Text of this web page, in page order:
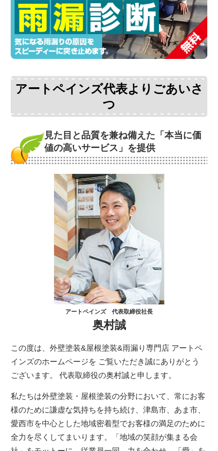
アートペインズ代表よりごあいさ
つ
見た目と品質を兼ね備えた 「本当に価
値の高いサービス」を提供
アートペインズ 代表取締役社長
奥村誠
この度は、外壁塗装&屋根塗装&雨漏り専門店 アートペ
インズのホームページを ご覧いただき誠にありがとう
ございます。 代表取締役の奥村誠と申します。
私たちは外壁塗装・屋根塗装の分野において、常にお客
様のために謙虚な気持ちを持ち続け、津島市、あま市、
愛西市を中心とした地域密着型でお客様の満足のために
全力を尽くしてまいります。「地域の笑顔が集まる会